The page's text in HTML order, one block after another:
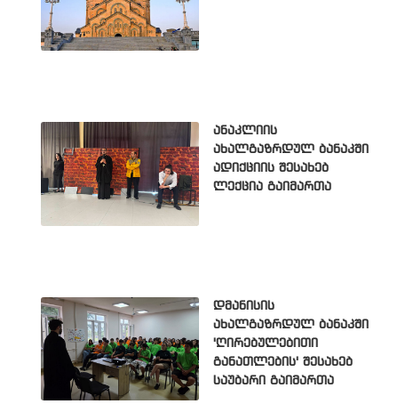
ანაკლიის
ახალგაზრდულ ბანაკში
ადიქციის შესახებ
ლექცია გაიმართა
დმანისის
ახალგაზრდულ ბანაკში
'ღირებულებითი
განათლების' შესახებ
საუბარი გაიმართა